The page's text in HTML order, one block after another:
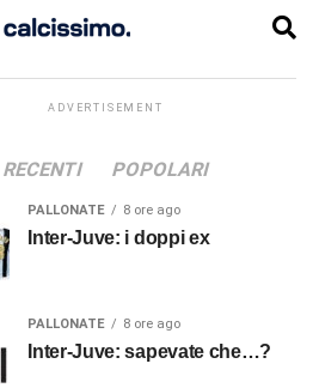
ADVERTISEMENT
RECENTI POPOLARI
PALLONATE 8 ore ago
Inter-Juve: i doppi ex
PALLONATE 8 ore ago
Inter-Juve: sapevate che…?